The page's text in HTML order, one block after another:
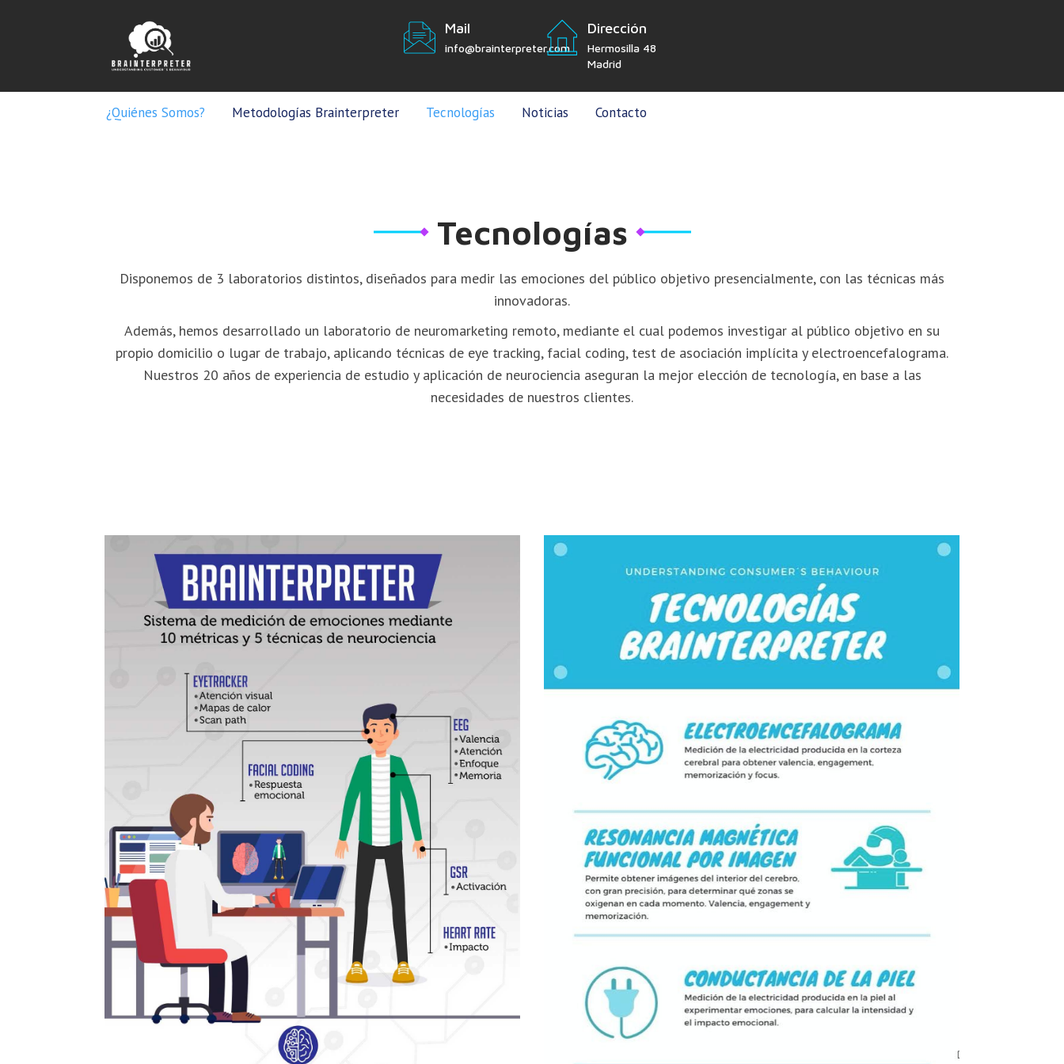
Mail
info@brainterpreter.com
Dirección
Hermosilla 48
Madrid
¿Quiénes Somos? Metodologías Brainterpreter Tecnologías Noticias Contacto
Tecnologías
Disponemos de 3 laboratorios distintos, diseñados para medir las emociones del público objetivo presencialmente, con las técnicas más
innovadoras.
Además, hemos desarrollado un laboratorio de neuromarketing remoto, mediante el cual podemos investigar al público objetivo en su
propio domicilio o lugar de trabajo, aplicando técnicas de eye tracking, facial coding, test de asociación implícita y electroencefalograma.
Nuestros 20 años de experiencia de estudio y aplicación de neurociencia aseguran la mejor elección de tecnología, en base a las
necesidades de nuestros clientes.